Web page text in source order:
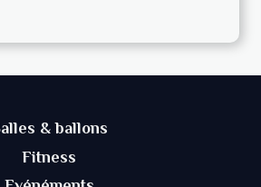
& ballons
Fitness